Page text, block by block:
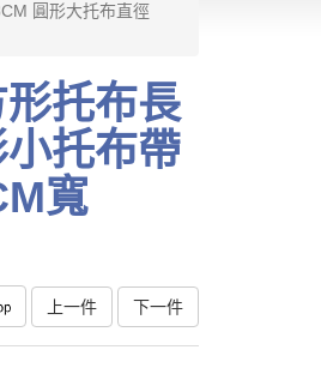
圓形大托布直徑
托布長
托布帶
寬
上一件 下一件